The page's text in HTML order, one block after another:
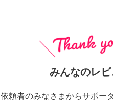
みんなのレビ
依頼者のみなさまからサポー